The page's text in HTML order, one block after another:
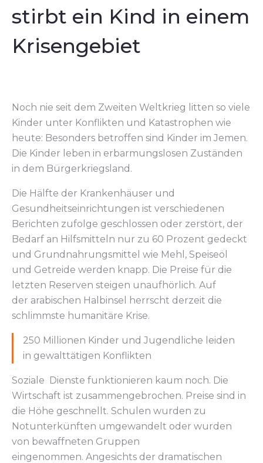
stirbt ein Kind in einem
Krisengebiet
Noch nie seit dem Zweiten Weltkrieg litten so viele
Kinder unter Konflikten und Katastrophen wie
heute: Besonders betroffen sind Kinder im Jemen.
Die Kinder leben in erbarmungslosen Zuständen
in dem Bürgerkriegsland.
Die Hälfte der Krankenhäuser und
Gesundheitseinrichtungen ist verschiedenen
Berichten zufolge geschlossen oder zerstört, der
Bedarf an Hilfsmitteln nur zu 60 Prozent gedeckt
und Grundnahrungsmittel wie Mehl, Speiseöl
und Getreide werden knapp. Die Preise für die
letzten Reserven steigen unaufhörlich. Auf
der arabischen Halbinsel herrscht derzeit die
schlimmste humanitäre Krise.
250 Millionen Kinder und Jugendliche leiden
in gewalttätigen Konflikten
Soziale Dienste funktionieren kaum noch. Die
Wirtschaft ist zusammengebrochen. Preise sind in
die Höhe geschnellt. Schulen wurden zu
Notunterkünften umgewandelt oder wurden
von bewaffneten Gruppen
eingenommen. Angesichts der dramatischen